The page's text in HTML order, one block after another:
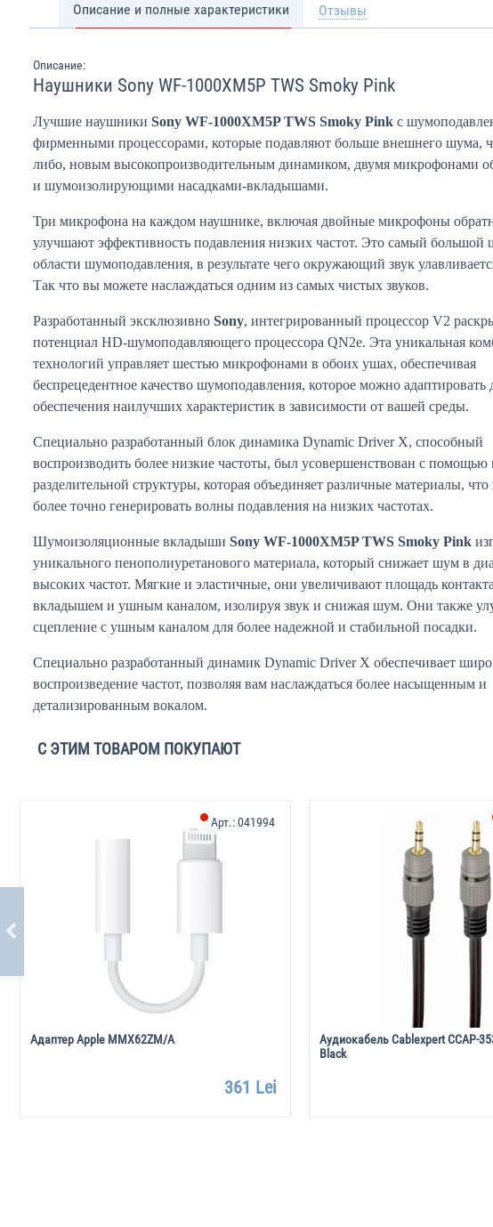
Описание и полные характеристики Отзывы
Описание:
Наушники Sony WF-1000XM5P TWS Smoky Pink
Лучшие наушники Sony WF-1000XM5P TWS Smoky Pink с
фирменными процессорами, которые подавляют больше внешнего шума,
либо, новым высокопроизводительным динамиком, двумя микрофонами
и шумоизолирующими насадками-вкладышами.
Три микрофона на каждом наушнике, включая двойные микрофоны
улучшают эффективность подавления низких частот. Это самый большой
области шумоподавления, в результате чего окружающий звук
Так что вы можете наслаждаться одним из самых чистых звуков.
Разработанный эксклюзивно Sony, интегрированный процессор V2
потенциал HD-шумоподавляющего процессора QN2e. Эта уникальная
технологий управляет шестью микрофонами в обоих ушах, обеспечивая
беспрецедентное качество шумоподавления, которое можно адаптировать
обеспечения наилучших характеристик в зависимости от вашей среды.
Специально разработанный блок динамика Dynamic Driver X, способный
воспроизводить более низкие частоты, был усовершенствован с помощью
разделительной структуры, которая объединяет различные материалы, что
более точно генерировать волны подавления на низких частотах.
Шумоизоляционные вкладыши Sony WF-1000XM5P TWS Smoky Pink
уникального пенополиуретанового материала, который снижает шум в
высоких частот. Мягкие и эластичные, они увеличивают площадь
вкладышем и ушным каналом, изолируя звук и снижая шум. Они также
сцепление с ушным каналом для более надежной и стабильной посадки.
Специально разработанный динамик Dynamic Driver X обеспечивает
воспроизведение частот, позволяя вам наслаждаться более насыщенным и
детализированным вокалом.
С ЭТИМ ТОВАРОМ ПОКУПАЮТ
Адаптер Apple MMX62ZM/A
Арт.:041994
361 Lei
Аудиокабель Cablexpert CCAP-
Black